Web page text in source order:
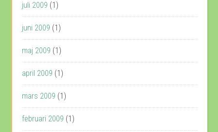
juli 2009 (1)
juni 2009 (1)
maj 2009 (1)
april 2009 (1)
mars 2009 (1)
februari 2009 (1)